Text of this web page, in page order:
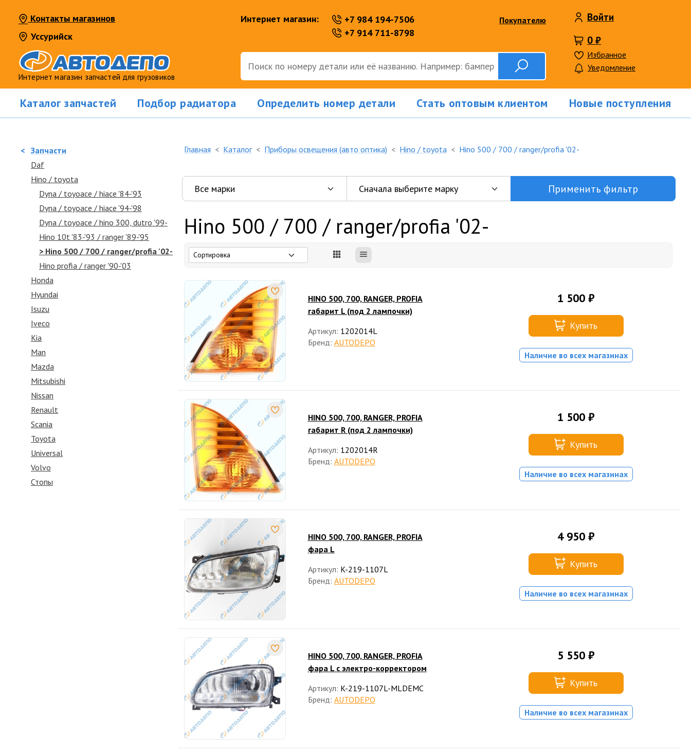
Контакты магазинов
Уссурийск
Интернет магазин запчастей для грузовиков
Интернет магазин:
+7 984 194-7506
+7 914 711-8798
Покупателю
Войти
0 ₽
Избранное
Уведомление
Каталог запчастей Подбор радиатора Определить номер детали Стать оптовым клиентом Новые поступления
< Запчасти
Daf
Hino / toyota
Dyna / toyoace / hiace '84-'93
Dyna / toyoace / hiace '94-'98
Dyna / toyoace / hino 300, dutro '99-
Hino 10t '83-'93 / ranger '89-'95
> Hino 500 / 700 / ranger/profia '02-
Hino profia / ranger '90-'03
Honda
Hyundai
Isuzu
Iveco
Kia
Man
Mazda
Mitsubishi
Nissan
Renault
Scania
Toyota
Universal
Volvo
Стопы
Главная Каталог Приборы освещения (авто оптика) Hino / toyota Hino 500 / 700 / ranger/profia '02-
Применить фильтр
Hino 500 / 700 / ranger/profia '02-
HINO 500, 700, RANGER, PROFIA
габарит L (под 2 лампочки)
Артикул: 1202014L
Бренд: AUTODEPO
1 500 ₽
Купить
Наличие во всех магазинах
HINO 500, 700, RANGER, PROFIA
габарит R (под 2 лампочки)
Артикул: 1202014R
Бренд: AUTODEPO
1 500 ₽
Купить
Наличие во всех магазинах
HINO 500, 700, RANGER, PROFIA
фара L
Артикул: K-219-1107L
Бренд: AUTODEPO
4 950 ₽
Купить
Наличие во всех магазинах
HINO 500, 700, RANGER, PROFIA
фара L с электро-корректором
Артикул: K-219-1107L-MLDEMC
Бренд: AUTODEPO
5 550 ₽
Купить
Наличие во всех магазинах